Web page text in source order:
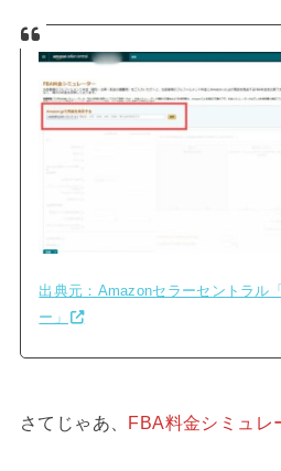
出典元：Amazonセラーセントラル
ー」
さてじゃあ、 FBA料金シミュレ